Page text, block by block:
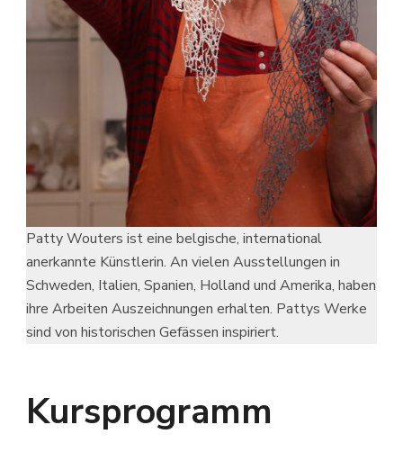
Patty Wouters ist eine belgische, international
anerkannte Künstlerin. An vielen Ausstellungen in
Schweden, Italien, Spanien, Holland und Amerika, haben
ihre Arbeiten Auszeichnungen erhalten. Pattys Werke
sind von historischen Gefässen inspiriert.
Kursprogramm